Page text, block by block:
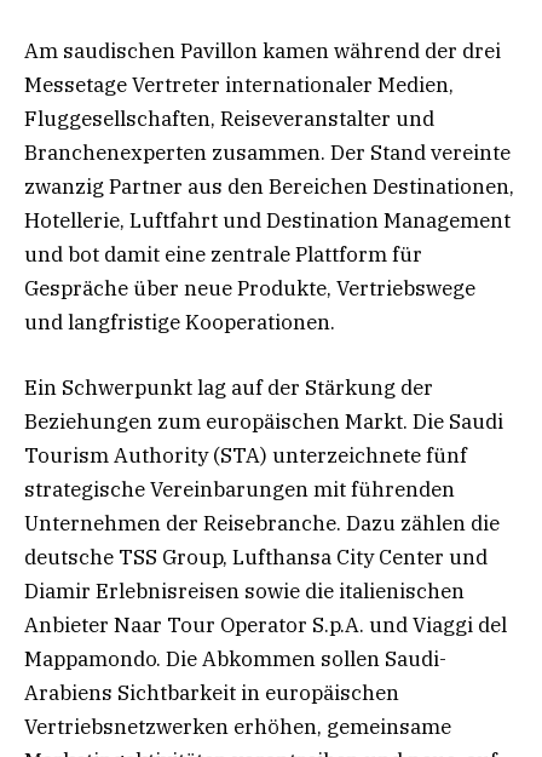
Am saudischen Pavillon kamen während der drei
Messetage Vertreter internationaler Medien,
Fluggesellschaften, Reiseveranstalter und
Branchenexperten zusammen. Der Stand vereinte
zwanzig Partner aus den Bereichen Destinationen,
Hotellerie, Luftfahrt und Destination Management
und bot damit eine zentrale Plattform für
Gespräche über neue Produkte, Vertriebswege
und langfristige Kooperationen.
Ein Schwerpunkt lag auf der Stärkung der
Beziehungen zum europäischen Markt. Die Saudi
Tourism Authority (STA) unterzeichnete fünf
strategische Vereinbarungen mit führenden
Unternehmen der Reisebranche. Dazu zählen die
deutsche TSS Group, Lufthansa City Center und
Diamir Erlebnisreisen sowie die italienischen
Anbieter Naar Tour Operator S.p.A. und Viaggi del
Mappamondo. Die Abkommen sollen Saudi-
Arabiens Sichtbarkeit in europäischen
Vertriebsnetzwerken erhöhen, gemeinsame